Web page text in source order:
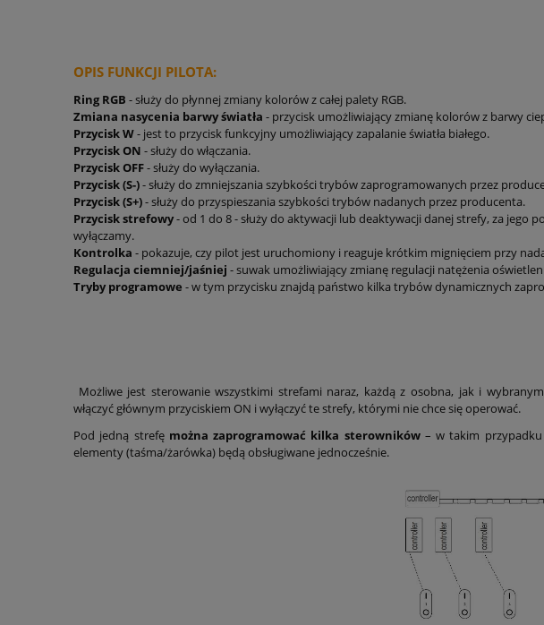
OPIS FUNKCJI PILOTA:
Ring RGB - służy do płynnej zmiany kolorów z całej palety RGB.
Zmiana nasycenia barwy światła - przycisk umożliwiający zmianę kolorów z barwy
Przycisk W- jest to przycisk funkcyjny umożliwiający zapalanie światła białego.
Przycisk ON - służy do włączania.
Przycisk OFF- służy do wyłączania.
Przycisk (S-)- służy do zmniejszania szybkości trybów zaprogramowanych przez
Przycisk (S+)- służy do przyspieszania szybkości trybów nadanych przez producenta.
Przycisk strefowy- od 1 do 8 - służy do aktywacji lub deaktywacji danej strefy, za jego
wyłączamy.
Kontrolka - pokazuje, czy pilot jest uruchomiony i reaguje krótkim mignięciem przy
Regulacja ciemniej/jaśniej - suwak umożliwiający zmianę regulacji natężenia
Tryby programowe - w tym przycisku znajdą państwo kilka trybów dynamicznych
Możliwe jest sterowanie wszystkimi strefami naraz, każdą z osobna, jak i
włączyć głównym przyciskiem ON i wyłączyć te strefy, którymi nie chce się operować.
Pod jedną strefę można zaprogramować kilka sterowników– w takim przypadku
elementy (taśma/żarówka) będą obsługiwane jednocześnie.